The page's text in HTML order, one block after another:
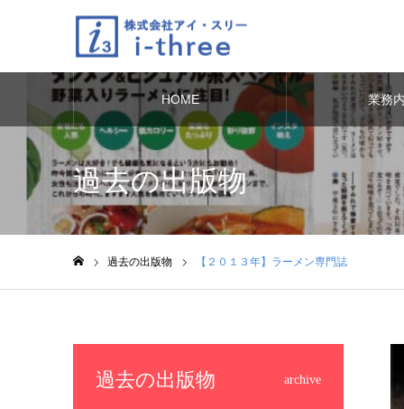
HOME 業務
過去の出版物
過去の出版物 【２０１３年】ラーメン専門誌
過去の出版物 archive